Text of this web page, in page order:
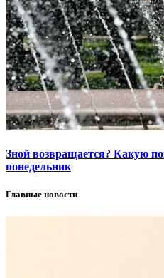
Зной возвращается? Какую
понедельник
Главные новости